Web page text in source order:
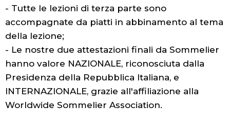
- Tutte le lezioni di terza parte sono
accompagnate da piatti in abbinamento al tema
della lezione;
- Le nostre due attestazioni finali da Sommelier
hanno valore NAZIONALE, riconosciuta dalla
Presidenza della Repubblica Italiana, e
INTERNAZIONALE, grazie all'affiliazione alla
Worldwide Sommelier Association.